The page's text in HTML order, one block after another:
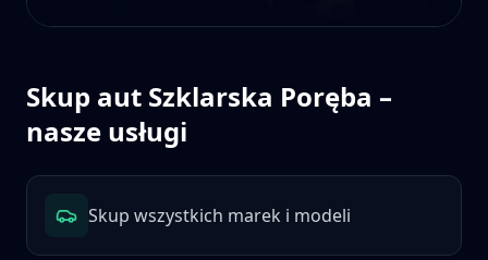
Skup aut Szklarska Poręba –
nasze usługi
Skup wszystkich marek i modeli